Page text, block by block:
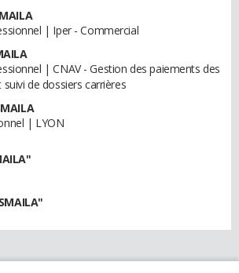
| Iper - Commercial
| CNAV - Gestion des paiements des
de dossiers carrières
| LYON